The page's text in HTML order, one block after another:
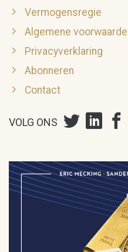
Vermogensregie
Algemene
Privacyverklaring
Abonneren
Contact
VOLG ONS